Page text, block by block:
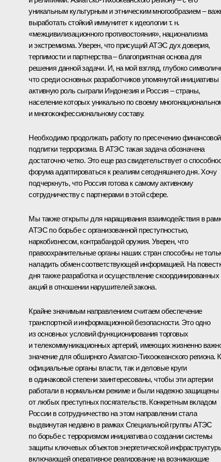
уникальным культурным и этническим многообразием –
выработать стойкий иммунитет к идеологии т. н.
«межцивилизационного противостояния», национализма
и экстремизма. Уверен, что присущий АТЭС дух доверия,
терпимости и партнерства – благоприятная основа для
решения данной задачи. И, на мой взгляд, глубоко
что среди основных разработчиков упомянутой инициативы
активную роль сыграли Индонезия и Россия – страны,
население которых уникально по своему
и многоконфессиональному составу.
Необходимо продолжать работу по пресечению финансовой
подпитки терроризма. В АТЭС такая задача обозначена
достаточно четко. Это еще раз свидетельствует о
форума адаптироваться к реалиям сегодняшнего дня. Хочу
подчеркнуть, что Россия готова к самому активному
сотрудничеству с партнерами в этой сфере.
Мы также открыты для наращивания взаимодействия в
АТЭС по борьбе с организованной преступностью,
наркобизнесом, контрабандой оружия. Уверен, что
правоохранительные органы наших стран способны не
наладить обмен соответствующей информацией. На
дня также разработка и осуществление скоординированных
акций в отношении нарушителей закона.
Крайне значимым направлением считаем обеспечение
транспортной и информационной безопасности. Это одно
из основных условий функционирования торговых
и телекоммуникационных артерий, имеющих жизненно
значение для обширного Азиатско-Тихоокеанского региона.
официальные органы власти, так и деловые круги
в одинаковой степени заинтересованы, чтобы эти артерии
работали в нормальном режиме и были надежно защищены
от любых преступных посягательств. Конкретным вкладом
России в сотрудничество на этом направлении стала
выдвинутая недавно в рамках Специальной группы АТЭС
по борьбе с терроризмом инициатива о создании системы
защиты ключевых объектов энергетической
включающей оперативное реагирование на возникающие